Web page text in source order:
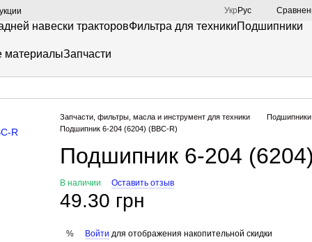
Укр Рус
навески тракторовФильтра для техникиПодшипники
материалыЗапчасти
Запчасти, фильтры, масла и инструмент для техники Подшипники
Подшипник 6-204 (6204) (BBC-R)
Подшипник 6-204
В наличии Оставить отзыв
49.30 грн
% Войти для отображения накопительной скидки